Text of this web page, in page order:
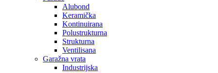
Alubond
Keramička
Kontinuirana
Polustrukturna
Strukturna
Ventilisana
Garažna vrata
Industrijska